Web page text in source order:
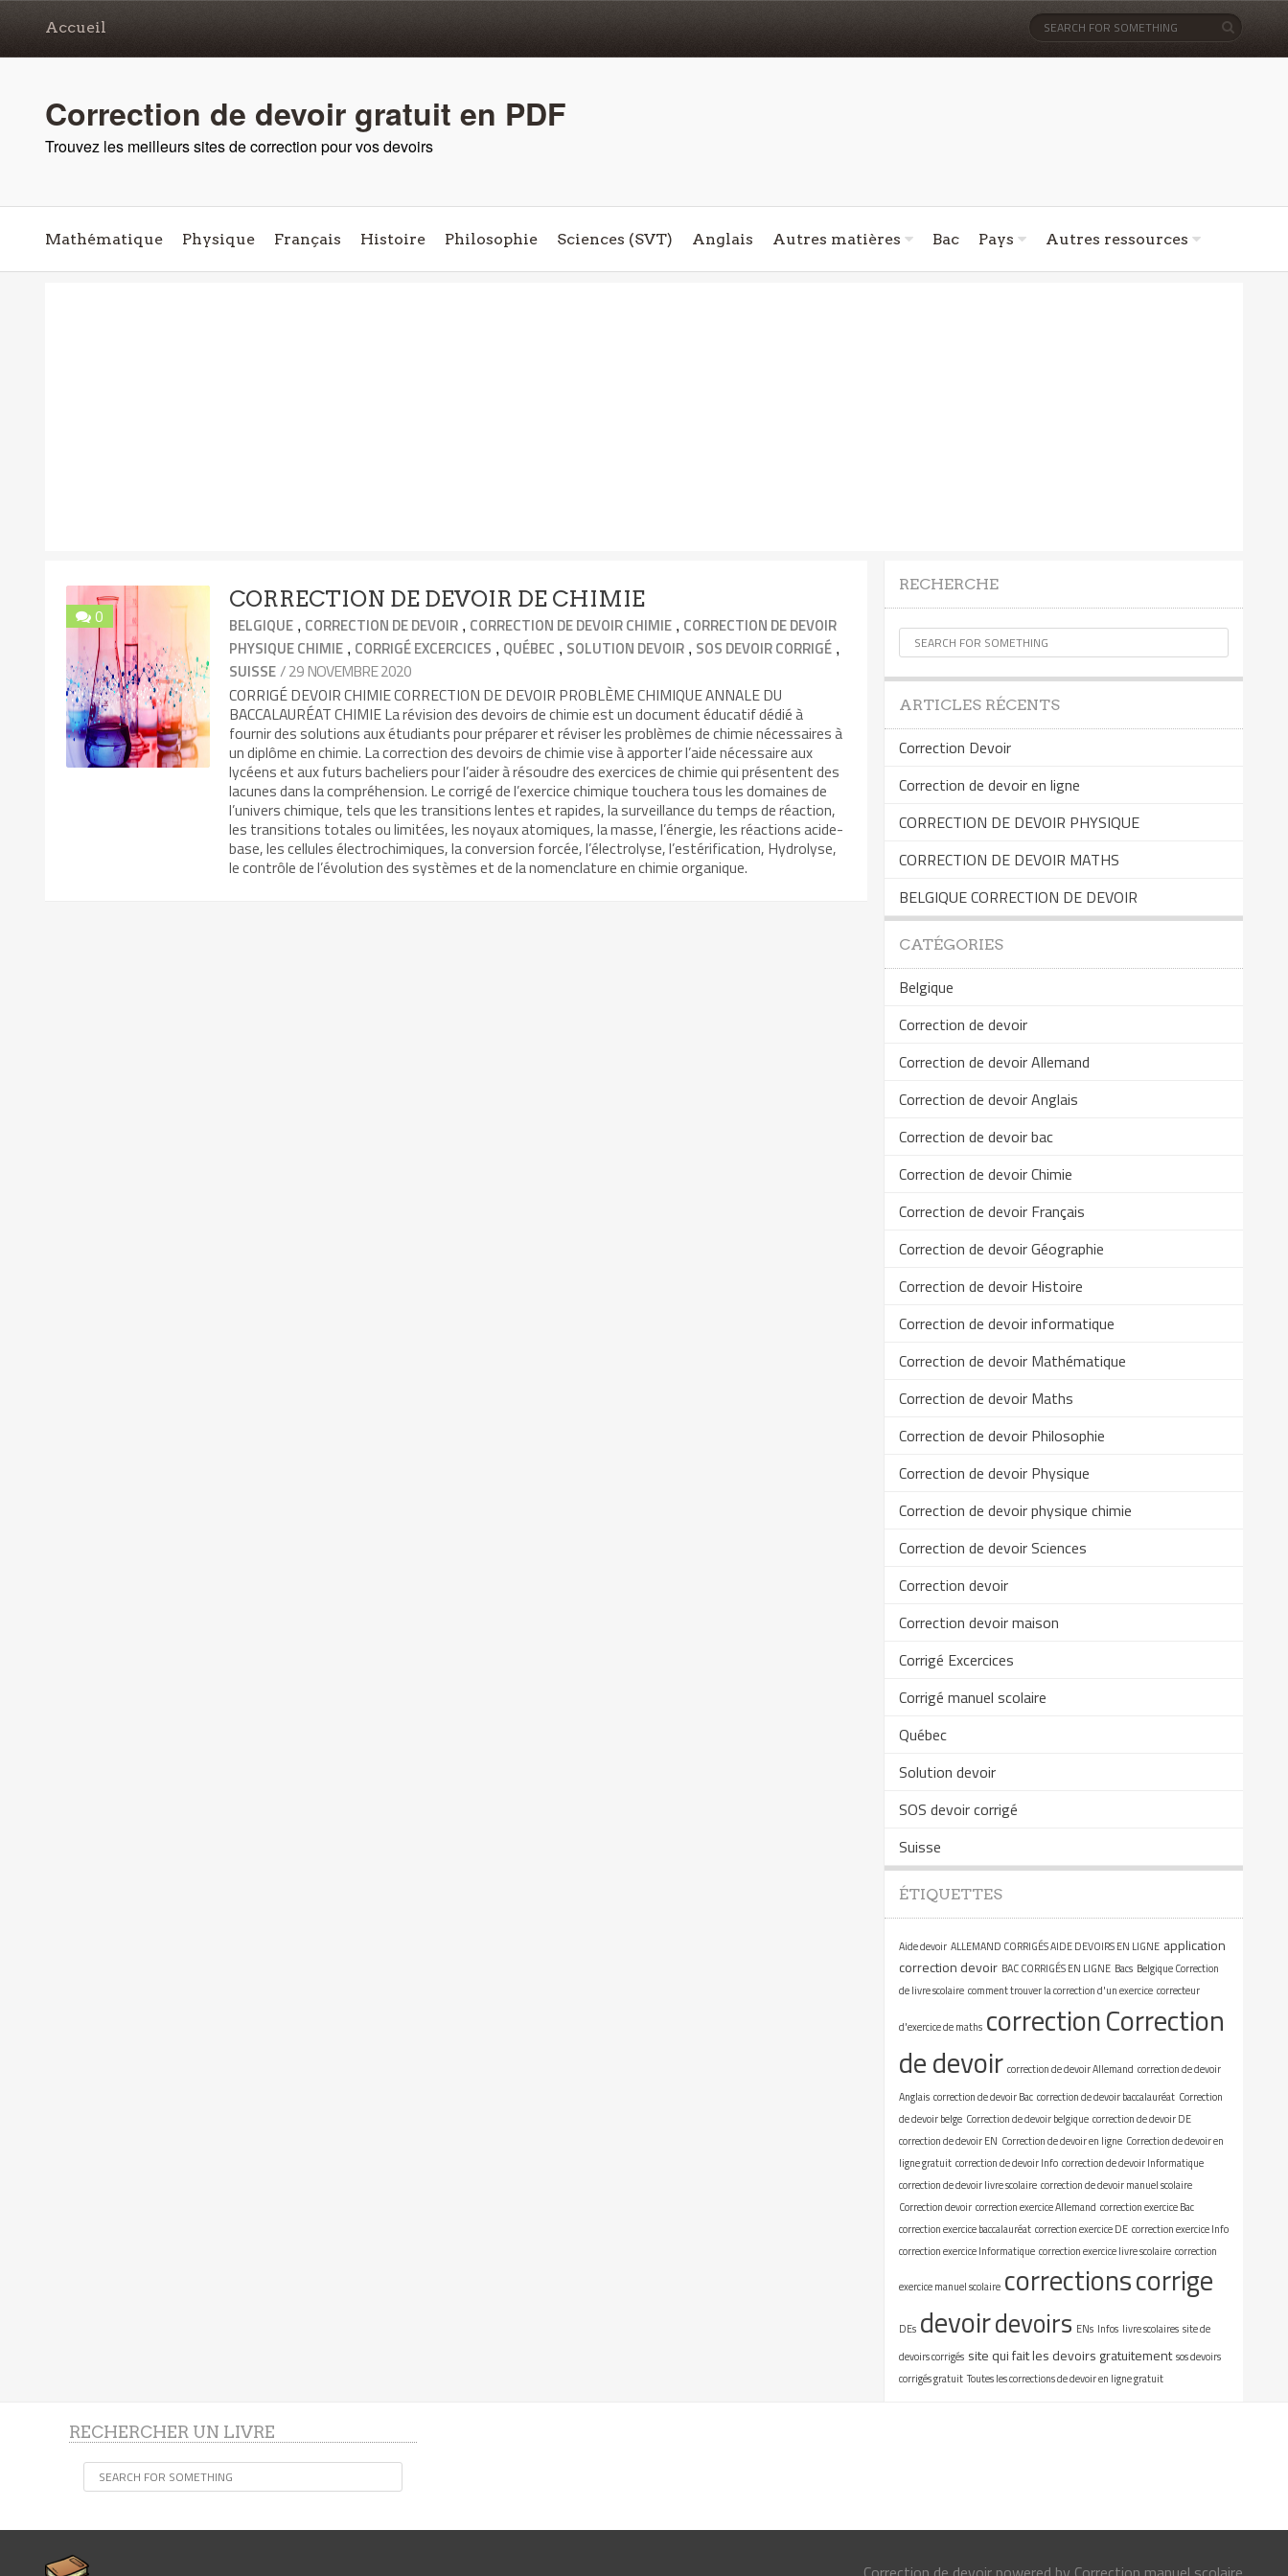
Accueil
Correction de devoir gratuit en PDF
Trouvez les meilleurs sites de correction pour vos devoirs
Mathématique Physique Français Histoire Philosophie Sciences (SVT) Anglais Autres matières Bac Pays Autres ressources
0
CORRECTION DE DEVOIR DE CHIMIE
BELGIQUE , CORRECTION DE DEVOIR , CORRECTION DE DEVOIR CHIMIE , CORRECTION DE DEVOIR
PHYSIQUE CHIMIE , CORRIGÉ EXCERCICES , QUÉBEC , SOLUTION DEVOIR , SOS DEVOIR CORRIGÉ ,
SUISSE/ 29 NOVEMBRE 2020
CORRIGÉ DEVOIR CHIMIE CORRECTION DE DEVOIR PROBLÈME CHIMIQUE ANNALE DU
BACCALAURÉAT CHIMIE La révision des devoirs de chimie est un document éducatif dédié à
fournir des solutions aux étudiants pour préparer et réviser les problèmes de chimie nécessaires à
un diplôme en chimie. La correction des devoirs de chimie vise à apporter l’aide nécessaire aux
lycéens et aux futurs bacheliers pour l’aider à résoudre des exercices de chimie qui présentent des
lacunes dans la compréhension. Le corrigé de l’exercice chimique touchera tous les domaines de
l’univers chimique, tels que les transitions lentes et rapides, la surveillance du temps de réaction,
les transitions totales ou limitées, les noyaux atomiques, la masse, l’énergie, les réactions acide-
base, les cellules électrochimiques, la conversion forcée, l’électrolyse, l’estérification, Hydrolyse,
le contrôle de l’évolution des systèmes et de la nomenclature en chimie organique.
RECHERCHE
ARTICLES RÉCENTS
Correction Devoir
Correction de devoir en ligne
CORRECTION DE DEVOIR PHYSIQUE
CORRECTION DE DEVOIR MATHS
BELGIQUE CORRECTION DE DEVOIR
CATÉGORIES
Belgique
Correction de devoir
Correction de devoir Allemand
Correction de devoir Anglais
Correction de devoir bac
Correction de devoir Chimie
Correction de devoir Français
Correction de devoir Géographie
Correction de devoir Histoire
Correction de devoir informatique
Correction de devoir Mathématique
Correction de devoir Maths
Correction de devoir Philosophie
Correction de devoir Physique
Correction de devoir physique chimie
Correction de devoir Sciences
Correction devoir
Correction devoir maison
Corrigé Excercices
Corrigé manuel scolaire
Québec
Solution devoir
SOS devoir corrigé
Suisse
ÉTIQUETTES
Aide devoir ALLEMAND CORRIGÉS AIDE DEVOIRS EN LIGNE application
correction devoir BAC CORRIGÉS EN LIGNE Bacs Belgique Correction
de livre scolaire comment trouver la correction d'un exercice correcteur
d'exercice de maths correctionCorrection
de devoir correction de devoir Allemand correction de devoir
Anglais correction de devoir Bac correction de devoir baccalauréat Correction
de devoir belge Correction de devoir belgique correction de devoir DE
correction de devoir EN Correction de devoir en ligne Correction de devoir en
ligne gratuit correction de devoir Info correction de devoir Informatique
correction de devoir livre scolaire correction de devoir manuel scolaire
Correction devoir correction exercice Allemand correction exercice Bac
correction exercice baccalauréat correction exercice DE correction exercice Info
correction exercice Informatique correction exercice livre scolaire correction
exercice manuel scolaire correctionscorrige
DEs devoirdevoirs ENs Infos livre scolaires site de
devoirs corrigés site qui fait les devoirs gratuitement sos devoirs
corrigés gratuit Toutes les corrections de devoir en ligne gratuit
RECHERCHER UN LIVRE